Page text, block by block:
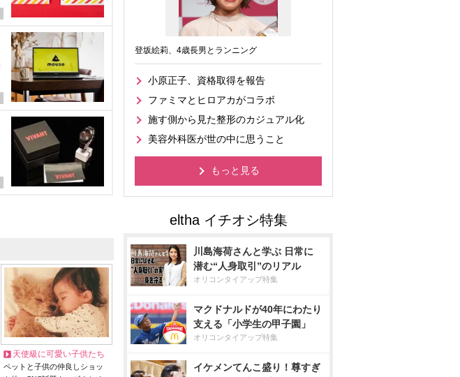
天使級に可愛い子供たち
ペットと子供の仲良しショッ
登坂絵莉、4歳長男とランニング
小原正子、資格取得を報告
ファミマとヒロアカがコラボ
施す側から見た整形のカジュアル化
美容外科医が世の中に思うこと
もっと見る
川島海荷さんと学ぶ 日常に
潜む“人身取引”のリアル
オリコンタイアップ特集
マクドナルドが40年にわたり
支える「小学生の甲子園」
オリコンタイアップ特集
イケメンてんこ盛り！尊すぎ